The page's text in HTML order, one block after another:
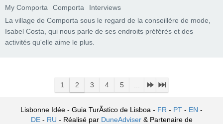
My Comporta Comporta
Interviews
La village de Comporta sous le regard de la conseillère de mode,
Isabel Costa, qui nous parle de ses endroits préférés et des
activités qu'elle aime le plus.
1 2 3 4 5
Lisbonne Idée - Guia TurÃ­stico de Lisboa - FR - PT - EN -
DE- RU - Réalisé par DuneAdviser & Partenaire de